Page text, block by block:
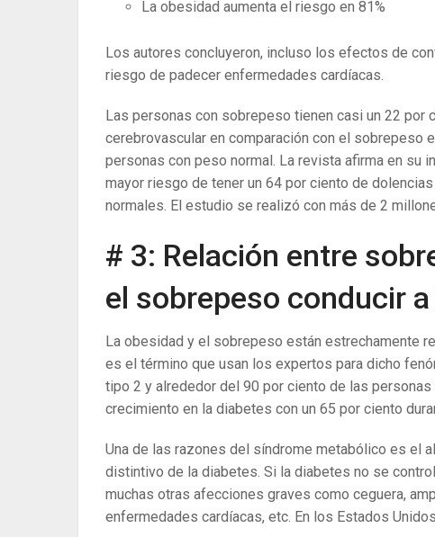
La obesidad aumenta el riesgo en 81%
Los autores concluyeron, incluso los efectos de
riesgo de padecer enfermedades cardíacas.
Las personas con sobrepeso tienen casi un 22 por
cerebrovascular en comparación con el sobrepeso
personas con peso normal. La revista afirma en su
mayor riesgo de tener un 64 por ciento de
normales. El estudio se realizó con más de 2
# 3: Relación entre
el sobrepeso conducir
La obesidad y el sobrepeso están estrechamente
es el término que usan los expertos para dicho
tipo 2 y alrededor del 90 por ciento de las
crecimiento en la diabetes con un 65 por ciento
Una de las razones del síndrome metabólico es el
distintivo de la diabetes. Si la diabetes no se
muchas otras afecciones graves como ceguera,
enfermedades cardíacas, etc. En los Estados